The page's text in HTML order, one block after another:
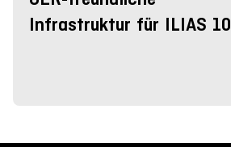
Infrastruktur für ILIAS 10